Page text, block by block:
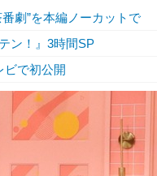
劇”を本編ノーカットで
ン！』3時間SP
ビで初公開